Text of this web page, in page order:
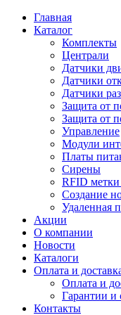
Главная
Каталог
Комплекты
Централи
Датчики
Датчики
Датчики
Защита от
Защита от
Управление
Модули
Платы
Сирены
RFID
Создание
Удаленная
Акции
О компании
Новости
Каталоги
Оплата и
Оплата и
Гарантии и
Контакты